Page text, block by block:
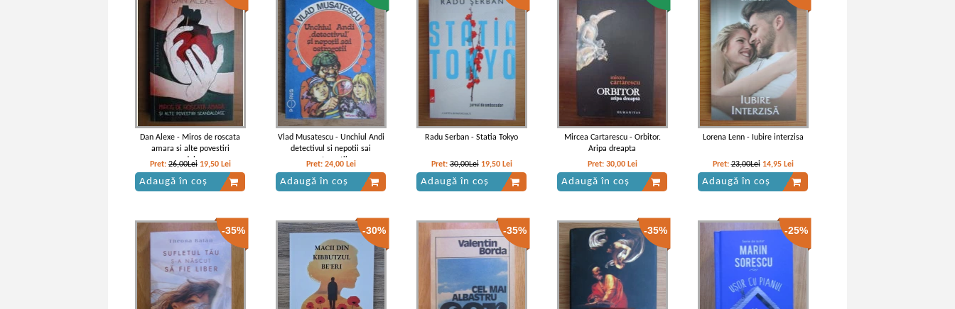
Dan Alexe - Miros de roscata
amara si alte povestiri
scandaloase
Pret: 26,00Lei 19,50 Lei
Adaugă în coș
Vlad Musatescu - Unchiul Andi
detectivul si nepotii sai
ostrogotii
Pret: 24,00 Lei
Adaugă în coș
Radu Serban - Statia Tokyo
Pret:30,00Lei 19,50 Lei
Adaugă în coș
Mircea Cartarescu - Orbitor.
Aripa dreapta
Pret: 30,00 Lei
Adaugă în coș
Lorena Lenn - Iubire interzisa
Pret:23,00Lei 14,95 Lei
Adaugă în coș
-35% -30% -35% -35% -25%